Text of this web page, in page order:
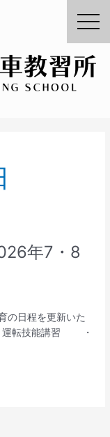
年7・8
の日程を更新いた
運転技能講習 ・